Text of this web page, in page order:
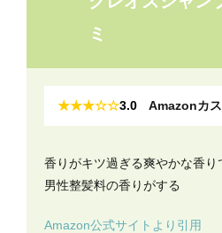
ミ
★★★☆☆3.0 Amazonカ
香りがキツ過ぎる爽やかな香り
男性整髪料の香りがする
Amazon公式サイトより引用